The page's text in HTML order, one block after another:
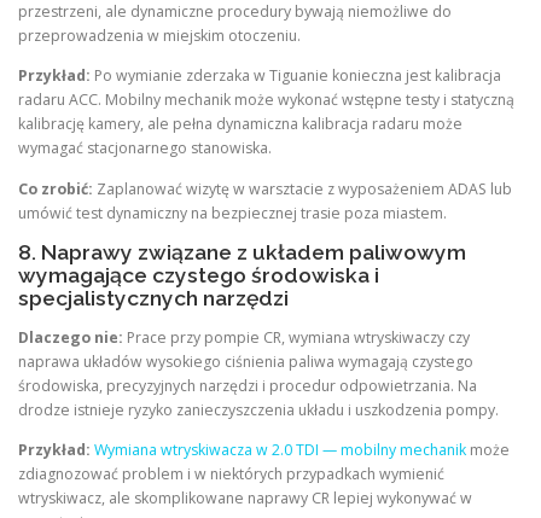
przestrzeni, ale dynamiczne procedury bywają niemożliwe do
przeprowadzenia w miejskim otoczeniu.
Przykład: Po wymianie zderzaka w Tiguanie konieczna jest kalibracja
radaru ACC. Mobilny mechanik może wykonać wstępne testy i statyczną
kalibrację kamery, ale pełna dynamiczna kalibracja radaru może
wymagać stacjonarnego stanowiska.
Co zrobić: Zaplanować wizytę w warsztacie z wyposażeniem ADAS lub
umówić test dynamiczny na bezpiecznej trasie poza miastem.
8. Naprawy związane z układem paliwowym
wymagające czystego środowiska i
specjalistycznych narzędzi
Dlaczego nie: Prace przy pompie CR, wymiana wtryskiwaczy czy
naprawa układów wysokiego ciśnienia paliwa wymagają czystego
środowiska, precyzyjnych narzędzi i procedur odpowietrzania. Na
drodze istnieje ryzyko zanieczyszczenia układu i uszkodzenia pompy.
Przykład: Wymiana wtryskiwacza w 2.0 TDI — mobilny mechanik może
zdiagnozować problem i w niektórych przypadkach wymienić
wtryskiwacz, ale skomplikowane naprawy CR lepiej wykonywać w